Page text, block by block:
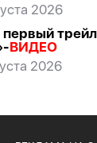
2026
первый
ВИДЕО
2026